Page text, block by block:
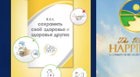
СМОТРЕТЬ